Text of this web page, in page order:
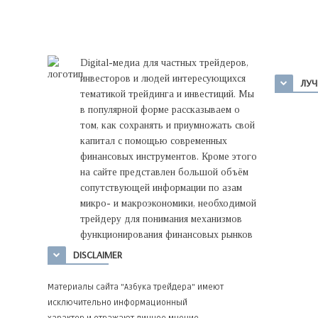
Digital-медиа для частных трейдеров,
инвесторов и людей интересующихся
тематикой трейдинга и инвестиций. Мы
в популярной форме рассказываем о
том, как сохранять и приумножать свой
капитал с помощью современных
финансовых инструментов. Кроме этого
на сайте представлен большой объём
сопутствующей информации по азам
микро- и макроэкономики, необходимой
трейдеру для понимания механизмов
функционирования финансовых рынков
DISCLAIMER
Материалы сайта "Азбука трейдера" имеют
исключительно информационный